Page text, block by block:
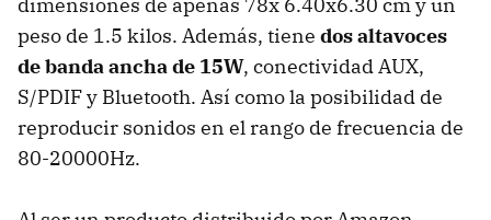
peso de 1.5 kilos. Además, tiene dos altavoces
de banda ancha de 15W, conectividad AUX,
S/PDIF y Bluetooth. Así como la posibilidad de
reproducir sonidos en el rango de frecuencia de
80-20000Hz.